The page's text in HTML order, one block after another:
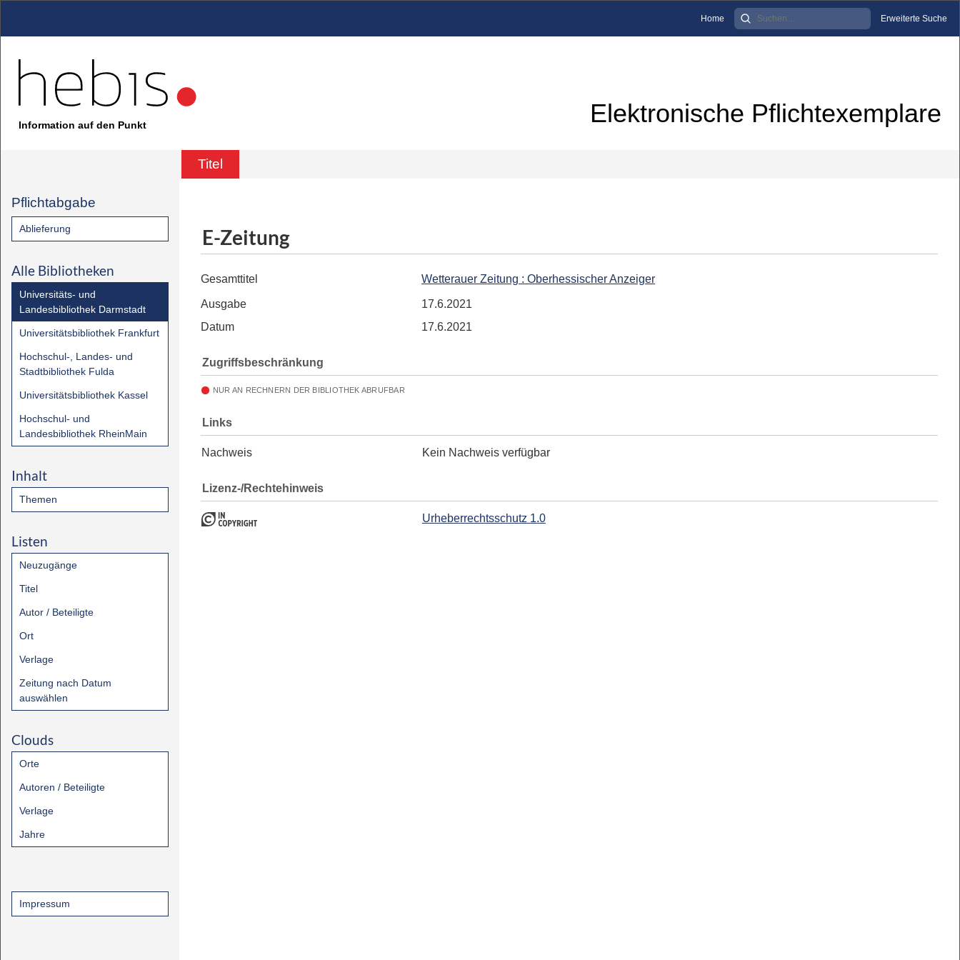
Home Erweiterte Suche
Information auf den Punkt Elektronische Pflichtexemplare
Titel
Pflichtabgabe
Ablieferung
Alle Bibliotheken
Universitäts- und
Landesbibliothek Darmstadt
Universitätsbibliothek Frankfurt
Hochschul-, Landes- und
Stadtbibliothek Fulda
Universitätsbibliothek Kassel
Hochschul- und
Landesbibliothek RheinMain
Inhalt
Themen
Listen
Neuzugänge
Titel
Autor / Beteiligte
Ort
Verlage
Zeitung nach Datum
auswählen
Clouds
Orte
Autoren / Beteiligte
Verlage
Jahre
Impressum
E-Zeitung
Gesamttitel Wetterauer Zeitung : Oberhessischer Anzeiger
Ausgabe
17.6.2021
Datum
17.6.2021
Zugriffsbeschränkung
NUR AN RECHNERN DER BIBLIOTHEK ABRUFBAR
Links
Nachweis Kein Nachweis verfügbar
Lizenz-/Rechtehinweis
Urheberrechtsschutz 1.0